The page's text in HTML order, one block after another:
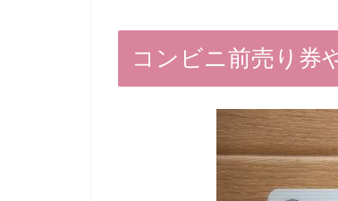
コンビニ前売り券